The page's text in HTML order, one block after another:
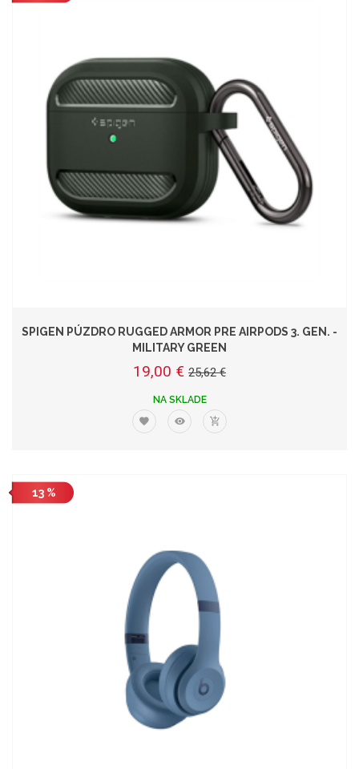
SPIGEN PÚZDRO RUGGED ARMOR PRE AIRPODS 3. GEN. -
MILITARY GREEN
19,00 € 25,62 €
NA SKLADE
13 %